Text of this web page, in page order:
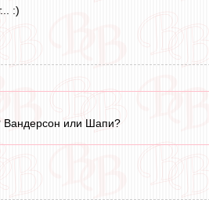
:)
Вандерсон или Шапи?